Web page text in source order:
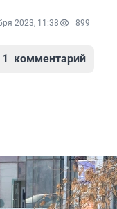
2023, 11:38 899
1 комментарий